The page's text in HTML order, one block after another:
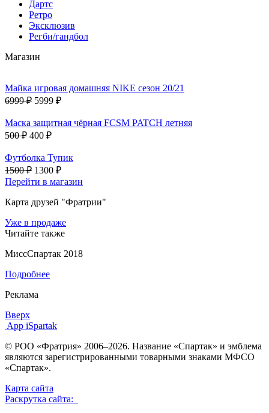
Дартс
Ретро
Эксклюзив
Регби/гандбол
Магазин
Майка игровая домашняя NIKE сезон 20/21
6999 ₽ 5999 ₽
Маска защитная чёрная FCSM PATCH летняя
500 ₽ 400 ₽
Футболка Тупик
1500 ₽ 1300 ₽
Перейти в магазин
Карта друзей "Фратрии"
Уже в продаже
Читайте также
МиссСпартак 2018
Подробнее
Реклама
Вверх
App iSpartak
© РОО «Фратрия» 2006–2026. Название «Спартак» и эмблема
являются зарегистрированными товарными знаками МФСО
«Спартак».
Карта сайта
Раскрутка сайта: